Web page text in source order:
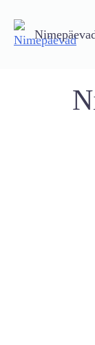
content